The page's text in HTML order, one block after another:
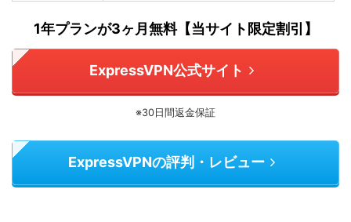
1年プランが3ヶ月無料【当サイト限定割引】
ExpressVPN公式サイト
※30日間返金保証
ExpressVPNの評判・レビュー